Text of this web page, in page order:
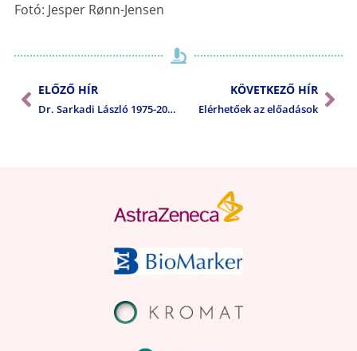
Fotó: Jesper Rønn-Jensen
ELŐZŐ HÍR
Dr. Sarkadi László 1975-2011
KÖVETKEZŐ HÍR
Elérhetőek az előadások